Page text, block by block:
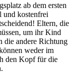
ab dem ersten
und kostenfrei
Eltern, die
um ihr Kind
die andere Richtung
weder im
den Kopf für die